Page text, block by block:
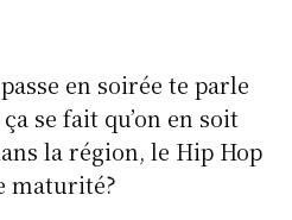
en soirée te parle
se fait qu’on en soit
la région, le Hip Hop
maturité?